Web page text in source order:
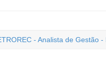
- Analista de Gestão -